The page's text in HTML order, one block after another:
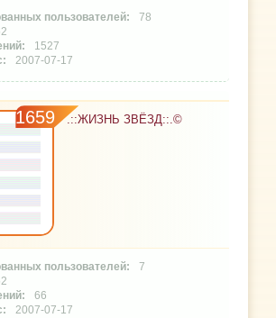
78
1527
2007-07-17
1659 .::ЖИЗНЬ ЗВЁЗД::.©
7
66
2007-07-17